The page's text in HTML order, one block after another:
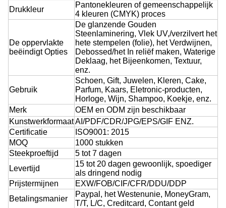
Drukkleur
Pantonekleuren of gemeenschappelijk
4 kleuren (CMYK) proces
De oppervlakte
beëindigt Opties
De glanzende Gouden
Steenlaminering, Vlek UV,/verzilvert het
hete stempelen (folie), het Verdwijnen,
Debossed/het In reliëf maken, Waterige
Deklaag, het Bijeenkomen, Textuur,
enz.
Gebruik
Schoen, Gift, Juwelen, Kleren, Cake,
Parfum, Kaars, Eletronic-producten,
Horloge, Wijn, Shampoo, Koekje, enz.
Merk
OEM en ODM zijn beschikbaar
KunstwerkformaatAI/PDF/CDR/JPG/EPS/GIF ENZ.
Certificatie
ISO9001: 2015
MOQ
1000 stukken
Steekproeftijd
5 tot 7 dagen
Levertijd
15 tot 20 dagen gewoonlijk, spoediger
als dringend nodig
Prijstermijnen
EXW/FOB/CIF/CFR/DDU/DDP
Betalingsmanier
Paypal, het Westenunie, MoneyGram,
T/T, L/C, Creditcard, Contant geld